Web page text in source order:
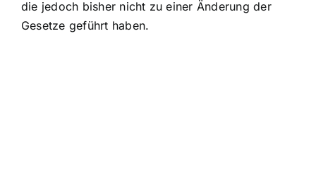
die jedoch bisher nicht zu einer Änderung der
Gesetze geführt haben.